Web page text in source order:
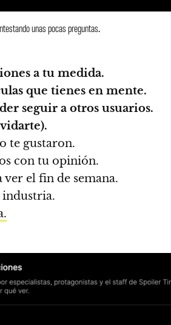
unas pocas preguntas.
a tu medida.
que tienes en mente.
seguir a otros usuarios.
te gustaron.
con tu opinión.
el fin de semana.
industria.